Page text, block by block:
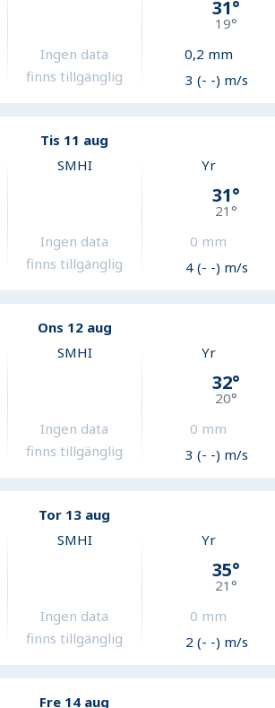
Ingen data
finns tillgänglig
31°
19°
0,2 mm
3 (- -) m/s
Tis 11 aug
SMHI
Ingen data
finns tillgänglig
Yr
31°
21°
0 mm
4 (- -) m/s
Ons 12 aug
SMHI
Ingen data
finns tillgänglig
Yr
32°
20°
0 mm
3 (- -) m/s
Tor 13 aug
SMHI
Ingen data
finns tillgänglig
Yr
35°
21°
0 mm
2 (- -) m/s
Fre 14 aug